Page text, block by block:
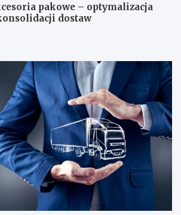
pakowe – optymalizacja
dostaw